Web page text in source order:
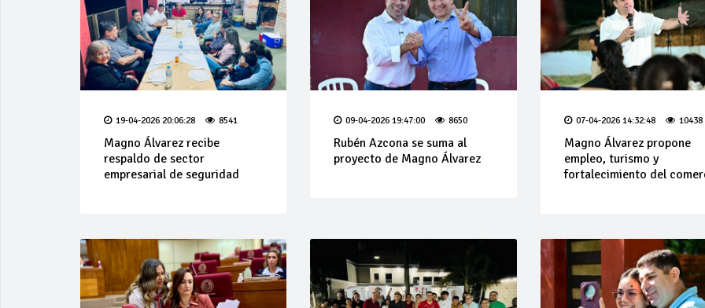
19-04-2026 20:06:28 8541
Magno Álvarez recibe
respaldo de sector
empresarial de seguridad
09-04-2026 19:47:00 8650
Rubén Azcona se suma al
proyecto de Magno Álvarez
07-04-2026 14:32:48 10438
Magno Álvarez propone
empleo, turismo y
fortalecimiento del